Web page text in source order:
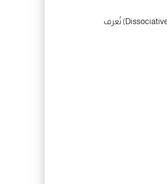
بالرغم من فوائده، يُستخدم دواء الكيتامين بحذر بسبب احتمال إساءة استخدامه كمخدر ترفيهي، حيث يسبب تأثيرات انفصالية (Dissociative Effects) تُعرف